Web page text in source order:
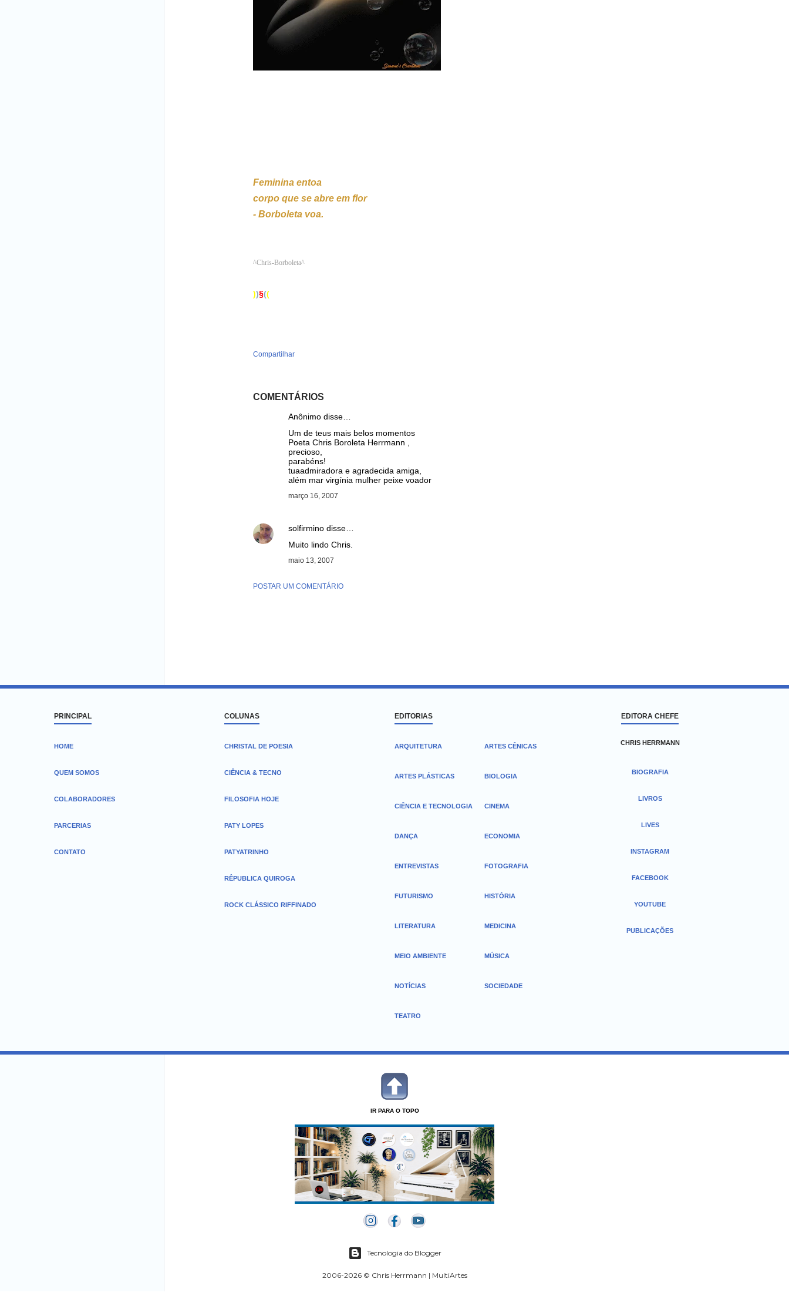
Feminina entoa
corpo que se abre em flor
- Borboleta voa.
^Chris-Borboleta^
))§((
Compartilhar
COMENTÁRIOS
Anônimo disse…
Um de teus mais belos momentos
Poeta Chris Boroleta Herrmann ,
precioso,
parabéns!
tuaadmiradora e agradecida amiga,
além mar virgínia mulher peixe voador
março 16, 2007
solfirmino disse…
Muito lindo Chris.
maio 13, 2007
POSTAR UM COMENTÁRIO
PRINCIPAL
HOME
QUEM SOMOS
COLABORADORES
PARCERIAS
CONTATO
COLUNAS
CHRISTAL DE POESIA
CIÊNCIA & TECNO
FILOSOFIA HOJE
PATY LOPES
PATYATRINHO
RÊPUBLICA QUIROGA
ROCK CLÁSSICO RIFFINADO
EDITORIAS
ARQUITETURA ARTES CÊNICAS
ARTES PLÁSTICAS BIOLOGIA
CIÊNCIA E TECNOLOGIA CINEMA
DANÇA ECONOMIA
ENTREVISTAS FOTOGRAFIA
FUTURISMO HISTÓRIA
LITERATURA MEDICINA
MEIO AMBIENTE MÚSICA
NOTÍCIAS SOCIEDADE
TEATRO
EDITORA CHEFE
CHRIS HERRMANN
BIOGRAFIA
LIVROS
LIVES
INSTAGRAM
FACEBOOK
YOUTUBE
PUBLICAÇÕES
IR PARA O TOPO
Tecnologia do Blogger
2006-2026 © Chris Herrmann | MultiArtes